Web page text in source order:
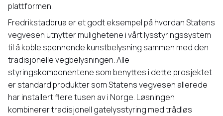
plattformen.
Fredrikstadbrua er et godt eksempel på hvordan Statens
vegvesen utnytter mulighetene i vårt lysstyringssystem
til å koble spennende kunstbelysning sammen med den
tradisjonelle vegbelysningen. Alle
styringskomponentene som benyttes i dette prosjektet
er standard produkter som Statens vegvesen allerede
har installert flere tusen av i Norge. Løsningen
kombinerer tradisjonell gatelysstyring med trådløs